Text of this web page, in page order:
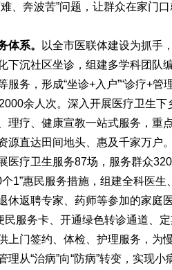
、奔波苦”问题，让群众在家门口
体系。
以全市医联体建设为抓手
下沉社区坐诊，组建多学科团队
务，形成“坐诊+入户”“诊疗+管
余人次。深入开展医疗卫生下
理疗、健康宣教一站式服务，重
源直达田间地头、惠及千家万户
疗卫生服务87场，服务群众
1”惠民服务措施，组建全科医生
休返聘专家、药师等参加的家庭
服务卡、开通绿色转诊通道、
上门签约、体检、护理服务，为
从“治病”向“防病”转变，实现小